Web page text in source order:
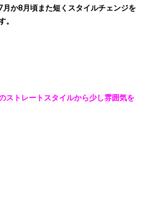
か8月頃また短くスタイルチェンジを
。
ストレートスタイルから少し雰囲気を